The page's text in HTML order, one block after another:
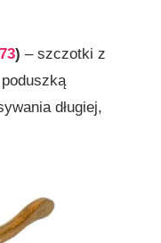
) – szczotki z
długiej,